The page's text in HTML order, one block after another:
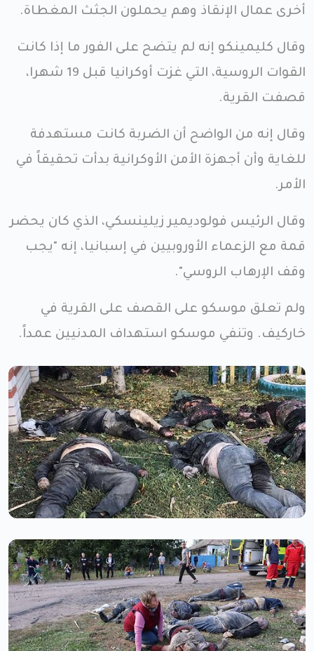
أخرى عمال الإنقاذ وهم يحملون الجثث المغطاة.
وقال كليمينكو إنه لم يتضح على الفور ما إذا كانت
القوات الروسية، التي غزت أوكرانيا قبل 19 شهرا،
قصفت القرية.
وقال إنه من الواضح أن الضربة كانت مستهدفة
للغاية وأن أجهزة الأمن الأوكرانية بدأت تحقيقاً في
الأمر.
وقال الرئيس فولوديمير زيلينسكي، الذي كان يحضر
قمة مع الزعماء الأوروبيين في إسبانيا، إنه "يجب
وقف الإرهاب الروسي".
ولم تعلق موسكو على القصف على القرية في
خاركيف. وتنفي موسكو استهداف المدنيين عمداً.